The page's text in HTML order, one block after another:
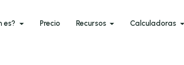
es? Precio Recursos Calculadoras